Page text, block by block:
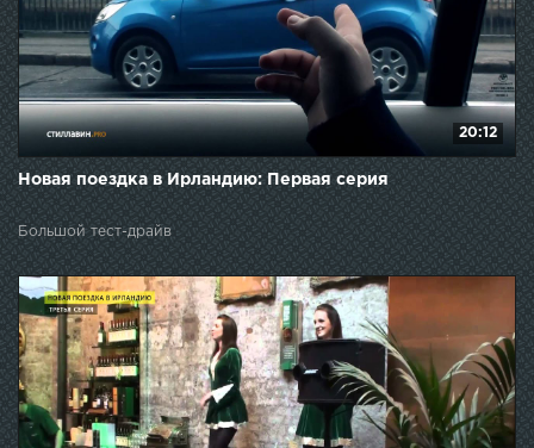
20:12
Новая поездка в Ирландию: Первая серия
Большой тест-драйв